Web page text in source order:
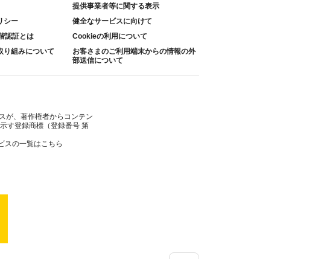
提供事業者等に関する表示
シー
健全なサービスに向けて
認証とは
Cookieの利用について
り組みについて
お客さまのご利用端末からの情報の外
部送信について
が、著作権者からコンテン
す登録商標（登録番号 第
スの一覧はこちら